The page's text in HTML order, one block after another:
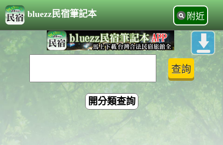
bluezz民宿筆記本 附近
開分類查詢